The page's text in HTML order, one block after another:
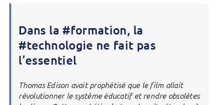
Dans la #formation, la
#technologie ne fait pas
l’essentiel
Thomas Edison avait prophétisé que le film allait
révolutionner le système éducatif et rendre obsolètes